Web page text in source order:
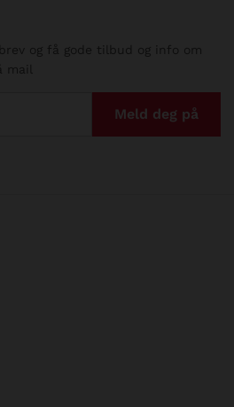
og få gode tilbud og info om